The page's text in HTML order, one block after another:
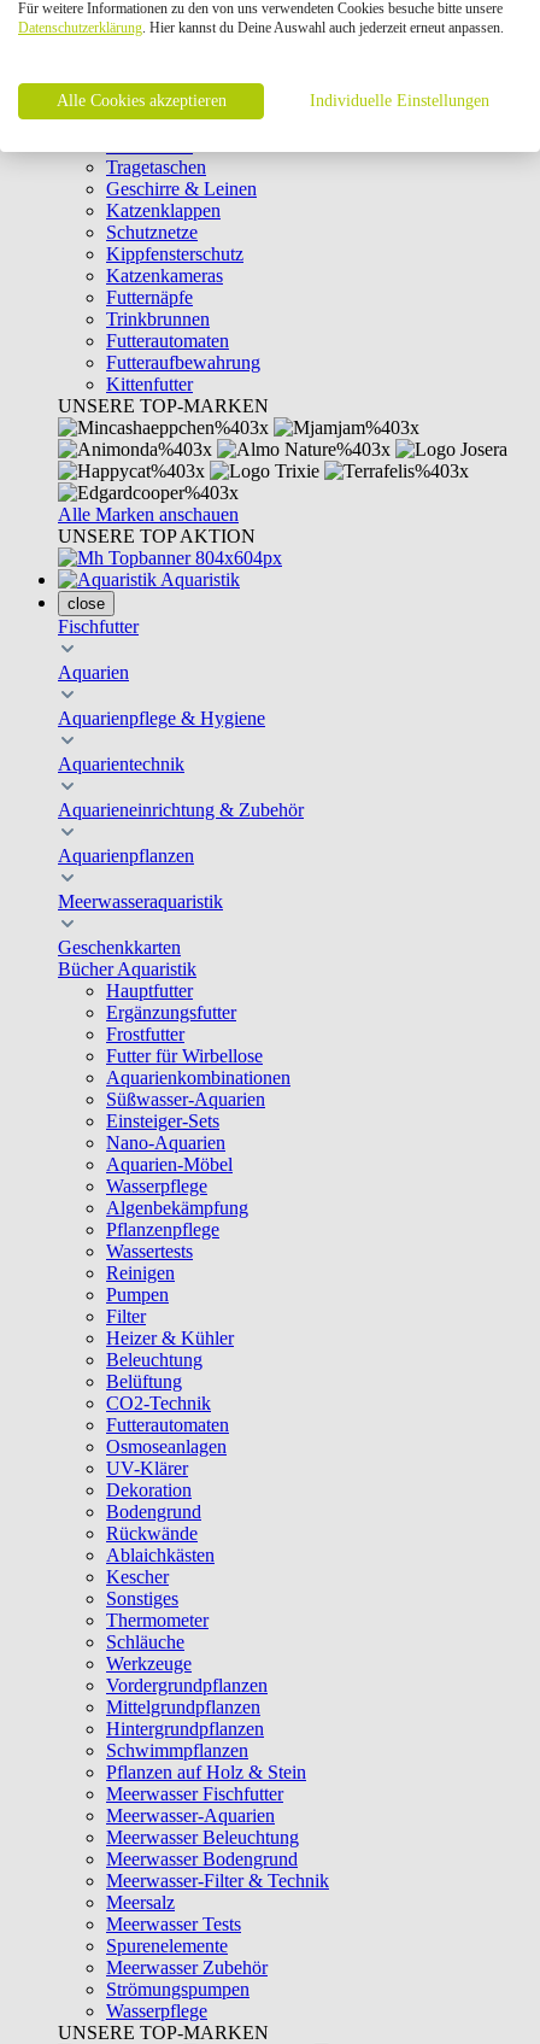
Intelligenzspielzeug
Laserpointer & Elektrospielzeug
Clicker & Target Sticks für Katzen
Weiteres Katzenspielzeug
Transportboxen
Tragetaschen
Geschirre & Leinen
Katzenklappen
Schutznetze
Kippfensterschutz
Katzenkameras
Futternäpfe
Trinkbrunnen
Futterautomaten
Futteraufbewahrung
Kittenfutter
UNSERE TOP-MARKEN
Alle Marken anschauen
UNSERE TOP AKTION
Aquaristik
close
Fischfutter
Aquarien
Aquarienpflege & Hygiene
Aquarientechnik
Aquarieneinrichtung & Zubehör
Aquarienpflanzen
Meerwasseraquaristik
Geschenkkarten
Bücher Aquaristik
Hauptfutter
Ergänzungsfutter
Frostfutter
Futter für Wirbellose
Aquarienkombinationen
Süßwasser-Aquarien
Einsteiger-Sets
Nano-Aquarien
Aquarien-Möbel
Wasserpflege
Algenbekämpfung
Pflanzenpflege
Wassertests
Reinigen
Pumpen
Filter
Heizer & Kühler
Beleuchtung
Belüftung
CO2-Technik
Futterautomaten
Osmoseanlagen
UV-Klärer
Dekoration
Bodengrund
Rückwände
Ablaichkästen
Kescher
Sonstiges
Thermometer
Schläuche
Werkzeuge
Vordergrundpflanzen
Mittelgrundpflanzen
Hintergrundpflanzen
Schwimmpflanzen
Pflanzen auf Holz & Stein
Meerwasser Fischfutter
Meerwasser-Aquarien
Meerwasser Beleuchtung
Meerwasser Bodengrund
Meerwasser-Filter & Technik
Meersalz
Meerwasser Tests
Spurenelemente
Meerwasser Zubehör
Strömungspumpen
Wasserpflege
UNSERE TOP-MARKEN
Für weitere Informationen zu den von uns verwendeten Cookies besuche bitte unsere
Datenschutzerklärung. Hier kannst du Deine Auswahl auch jederzeit erneut anpassen.
Alle Cookies akzeptieren Individuelle Einstellungen